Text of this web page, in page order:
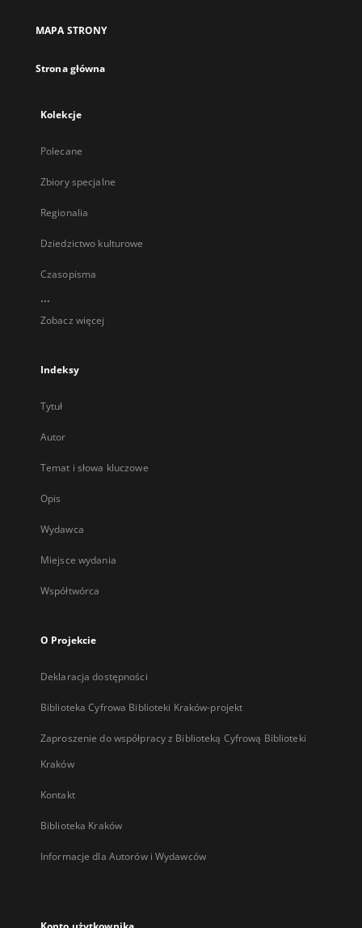
MAPA STRONY
Strona główna
Kolekcje
Polecane
Zbiory specjalne
Regionalia
Dziedzictwo kulturowe
Czasopisma
...
Zobacz więcej
Indeksy
Tytuł
Autor
Temat i słowa kluczowe
Opis
Wydawca
Miejsce wydania
Współtwórca
O Projekcie
Deklaracja dostępności
Biblioteka Cyfrowa Biblioteki Kraków-projekt
Zaproszenie do współpracy z Biblioteką Cyfrową Biblioteki
Kraków
Kontakt
Biblioteka Kraków
Informacje dla Autorów i Wydawców